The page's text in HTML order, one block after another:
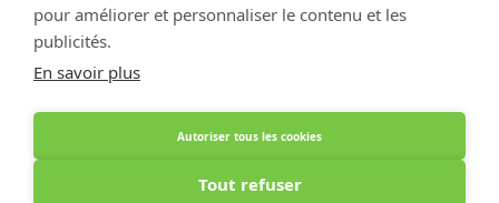
pour améliorer et personnaliser le contenu et les
publicités.
En savoir plus
Autoriser tous les cookies
Tout refuser